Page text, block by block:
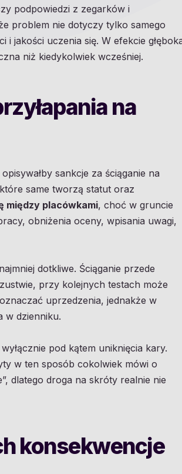
podpowiedzi z zegarków i
problem nie dotyczy tylko samego
i jakości uczenia się. W efekcie
niż kiedykolwiek wcześniej.
na
sankcje za ściąganie na
same tworzą statut oraz
między placówkami, choć w gruncie
obniżenia oceny, wpisania uwagi,
dotkliwe. Ściąganie przede
przy kolejnych testach może
uprzedzenia, jednakże w
w dzienniku.
pod kątem uniknięcia kary.
w ten sposób cokolwiek mówi o
dlatego droga na skróty realnie nie
konsekwencje